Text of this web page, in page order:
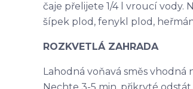
čaje přelijete 1/4 l vroucí vody.
šípek plod, fenykl plod,
ROZKVETLÁ ZAHRADA
Lahodná voňavá směs vhodná